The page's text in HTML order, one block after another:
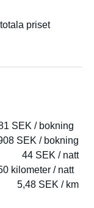
priset
SEK / bokning
SEK / bokning
44 SEK / natt
kilometer / natt
5,48 SEK / km